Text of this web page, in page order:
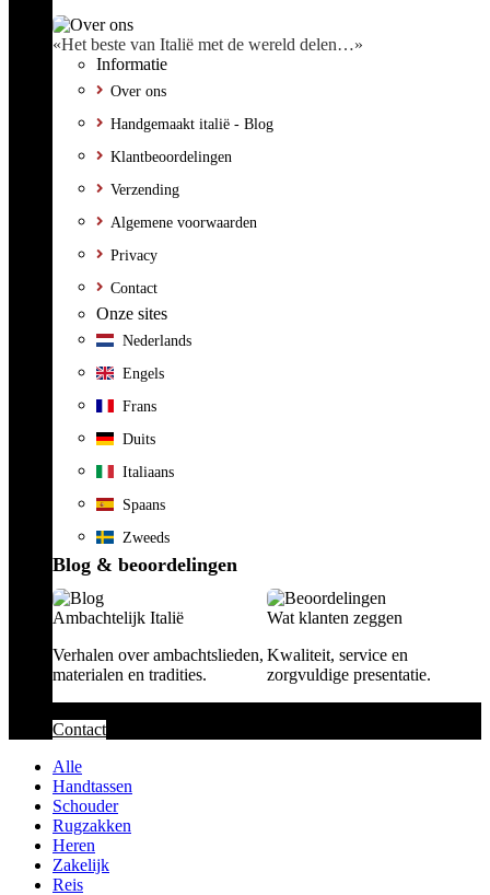
«Het beste van Italië met de wereld delen…»
Informatie
Over ons
Handgemaakt italië - Blog
Klantbeoordelingen
Verzending
Algemene voorwaarden
Privacy
Contact
Onze sites
Nederlands
Engels
Frans
Duits
Italiaans
Spaans
Zweeds
Blog & beoordelingen
Ambachtelijk Italië
Verhalen over ambachtslieden,
materialen en tradities.
Wat klanten zeggen
Kwaliteit, service en
zorgvuldige presentatie.
Contact
Alle
Handtassen
Schouder
Rugzakken
Heren
Zakelijk
Reis